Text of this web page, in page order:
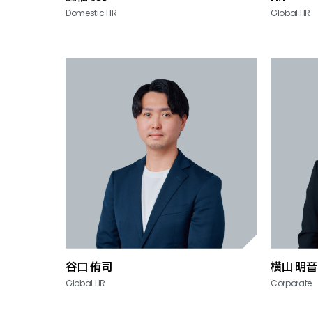
Domestic HR Global HR
谷口 侑司
Global HR
横山 明音
Corporate